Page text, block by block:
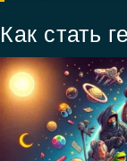
Как стать